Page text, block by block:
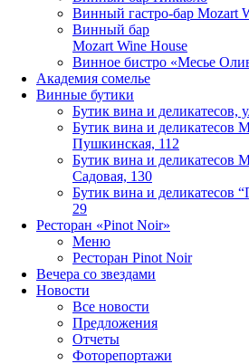
Винный гастро-бар Mozart
Винный бар
Mozart Wine House
Винное бистро «Месье
Академия сомелье
Винные бутики
Бутик вина и деликатесов,
Бутик вина и деликатесов
Пушкинская, 112
Бутик вина и деликатесов
Садовая, 130
Бутик вина и деликатесов
29
Ресторан «Pinot Noir»
Меню
Ресторан Pinot Noir
Вечера со звездами
Новости
Все новости
Предложения
Отчеты
Фоторепортажи